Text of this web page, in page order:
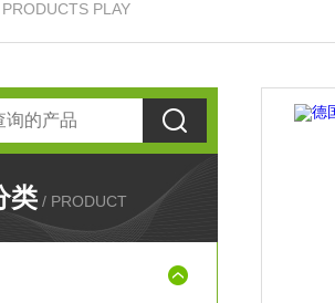
PLAY
类 / PRODUCT